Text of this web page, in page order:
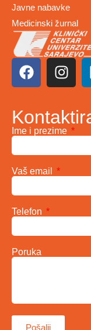
Javne nabavke
Medicinski žurnal
Ime i prezime
Vaš email
Telefon
Poruka
Pošalji